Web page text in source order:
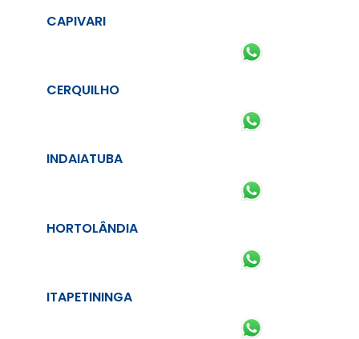
CAPIVARI
CERQUILHO
INDAIATUBA
HORTOLÂNDIA
ITAPETININGA